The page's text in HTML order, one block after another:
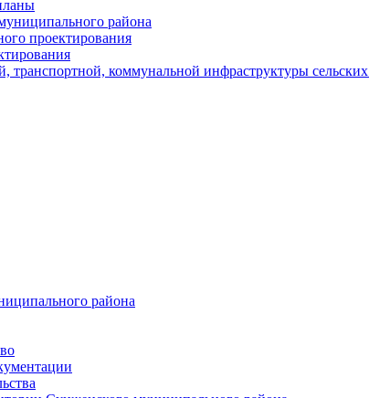
района
проектирования
транспортной, коммунальной инфраструктуры
района